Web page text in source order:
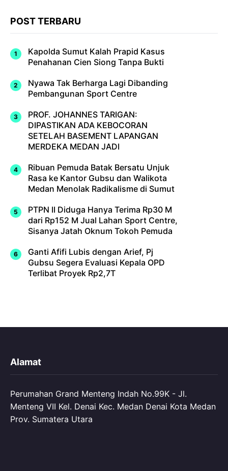
POST TERBARU
Kapolda Sumut Kalah Prapid Kasus
Penahanan Cien Siong Tanpa Bukti
Nyawa Tak Berharga Lagi Dibanding
Pembangunan Sport Centre
PROF. JOHANNES TARIGAN:
DIPASTIKAN ADA KEBOCORAN
SETELAH BASEMENT LAPANGAN
MERDEKA MEDAN JADI
Ribuan Pemuda Batak Bersatu Unjuk
Rasa ke Kantor Gubsu dan Walikota
Medan Menolak Radikalisme di Sumut
PTPN II Diduga Hanya Terima Rp30 M
dari Rp152 M Jual Lahan Sport Centre,
Sisanya Jatah Oknum Tokoh Pemuda
Ganti Afifi Lubis dengan Arief, Pj
Gubsu Segera Evaluasi Kepala OPD
Terlibat Proyek Rp2,7T
Alamat
Perumahan Grand Menteng Indah No.99K - Jl.
Menteng VII Kel. Denai Kec. Medan Denai Kota Medan
Prov. Sumatera Utara